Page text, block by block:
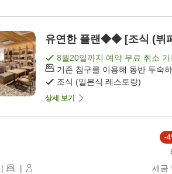
유연한 플랜◆◆ [조식 (뷔
8월20일까지 예약 무료 취소 가
기존 침구를 이용해 동반 투숙
조식 (일본식 레스토랑)
상세 보기
| |
-4
세금